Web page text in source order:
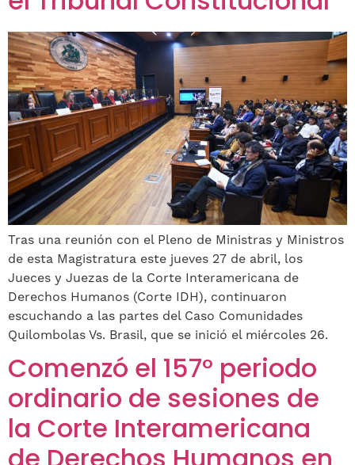
Tras una reunión con el Pleno de Ministras y Ministros
de esta Magistratura este jueves 27 de abril, los
Jueces y Juezas de la Corte Interamericana de
Derechos Humanos (Corte IDH), continuaron
escuchando a las partes del Caso Comunidades
Quilombolas Vs. Brasil, que se inició el miércoles 26.
Comenzó el 157° periodo
ordinario de sesiones de
la Corte Interamericana